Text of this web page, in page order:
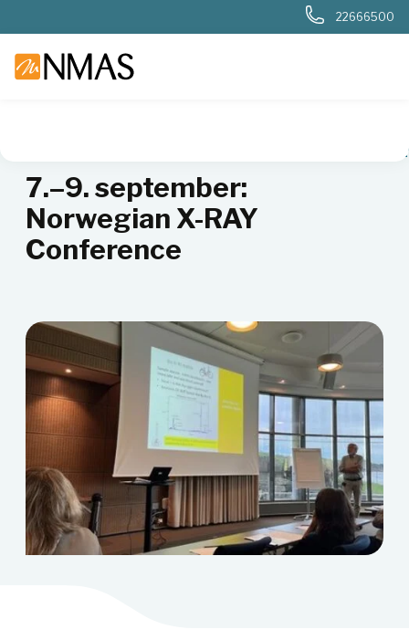
22666500
Norwegian X-
7.–9. september:
Norwegian X-RAY
Conference